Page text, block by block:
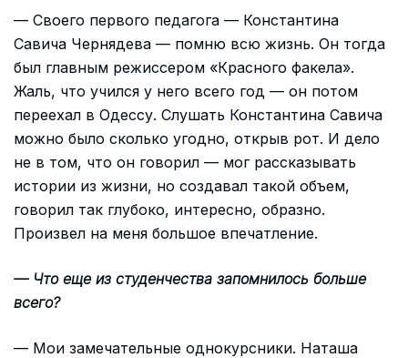
— Своего первого педагога — Константина
Савича Чернядева — помню всю жизнь. Он тогда
был главным режиссером «Красного факела».
Жаль, что учился у него всего год — он потом
переехал в Одессу. Слушать Константина Савича
можно было сколько угодно, открыв рот. И дело
не в том, что он говорил — мог рассказывать
истории из жизни, но создавал такой объем,
говорил так глубоко, интересно, образно.
Произвел на меня большое впечатление.
— Что еще из студенчества запомнилось больше
всего?
— Мои замечательные однокурсники. Наташа